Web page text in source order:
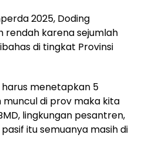
2025, Doding
rendah karena sejumlah
di tingkat Provinsi
harus menetapkan 5
di prov maka kita
lingkungan pesantren,
itu semuanya masih di